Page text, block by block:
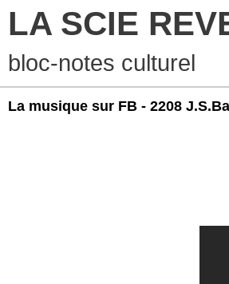
LA SCIE
bloc-notes culturel
La musique sur FB - 2208